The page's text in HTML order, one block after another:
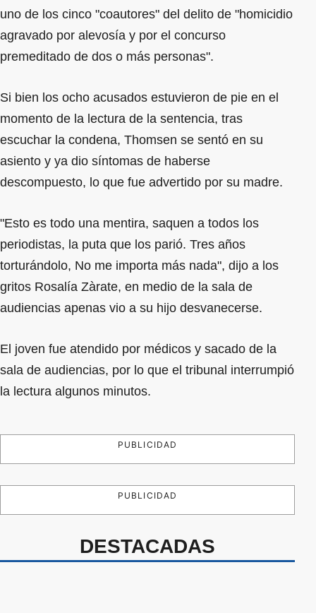
uno de los cinco "coautores" del delito de "homicidio
agravado por alevosía y por el concurso
premeditado de dos o más personas".
Si bien los ocho acusados estuvieron de pie en el
momento de la lectura de la sentencia, tras
escuchar la condena, Thomsen se sentó en su
asiento y ya dio síntomas de haberse
descompuesto, lo que fue advertido por su madre.
"Esto es todo una mentira, saquen a todos los
periodistas, la puta que los parió. Tres años
torturándolo, No me importa más nada", dijo a los
gritos Rosalía Zàrate, en medio de la sala de
audiencias apenas vio a su hijo desvanecerse.
El joven fue atendido por médicos y sacado de la
sala de audiencias, por lo que el tribunal interrumpió
la lectura algunos minutos.
PUBLICIDAD
PUBLICIDAD
DESTACADAS